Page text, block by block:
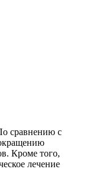
сравнению с
Кроме того,
лечение